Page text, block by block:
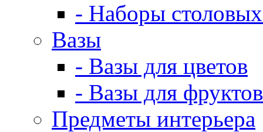
- Наборы
Вазы
- Вазы для цветов
- Вазы для фруктов
Предметы интерьера